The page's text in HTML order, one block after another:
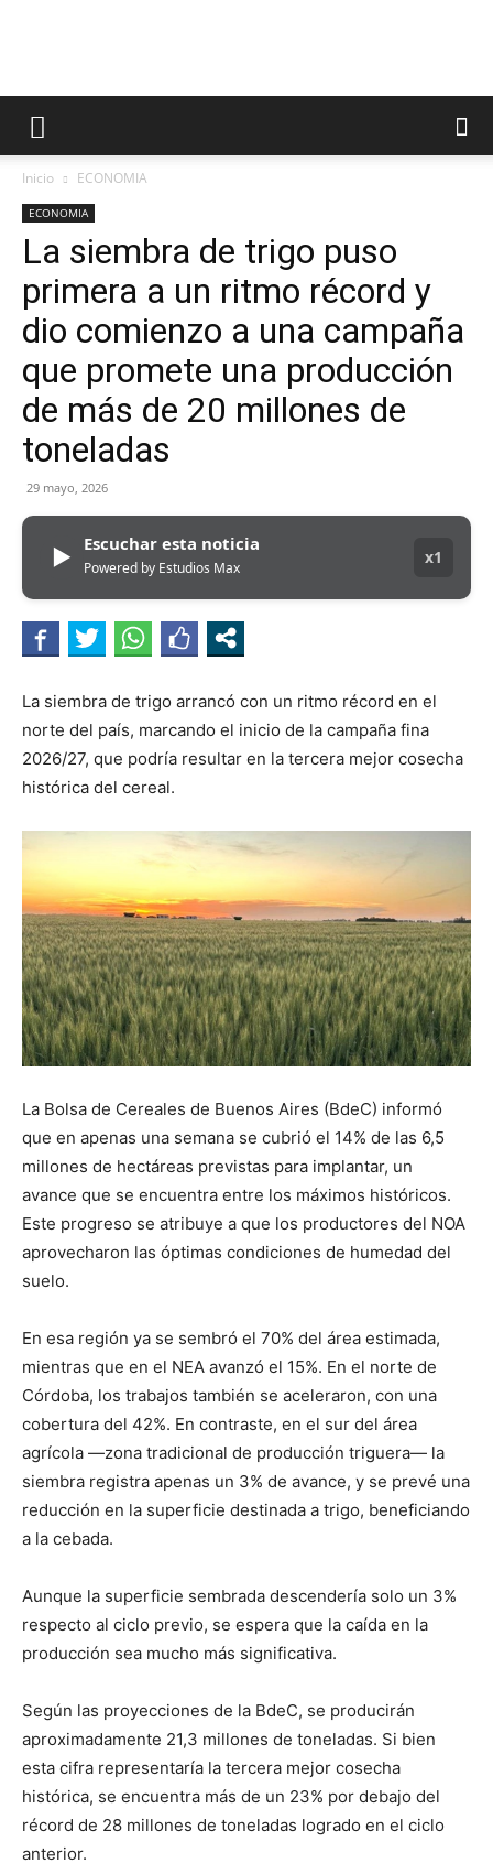
Inicio ECONOMIA
ECONOMIA
La siembra de trigo puso
primera a un ritmo récord y
dio comienzo a una campaña
que promete una producción
de más de 20 millones de
toneladas
29 mayo, 2026
▶ Escuchar esta noticia
Powered by Estudios Max
x1
La siembra de trigo arrancó con un ritmo récord en el
norte del país, marcando el inicio de la campaña fina
2026/27, que podría resultar en la tercera mejor cosecha
histórica del cereal.
La Bolsa de Cereales de Buenos Aires (BdeC) informó
que en apenas una semana se cubrió el 14% de las 6,5
millones de hectáreas previstas para implantar, un
avance que se encuentra entre los máximos históricos.
Este progreso se atribuye a que los productores del NOA
aprovecharon las óptimas condiciones de humedad del
suelo.
En esa región ya se sembró el 70% del área estimada,
mientras que en el NEA avanzó el 15%. En el norte de
Córdoba, los trabajos también se aceleraron, con una
cobertura del 42%. En contraste, en el sur del área
agrícola —zona tradicional de producción triguera— la
siembra registra apenas un 3% de avance, y se prevé una
reducción en la superficie destinada a trigo, beneficiando
a la cebada.
Aunque la superficie sembrada descendería solo un 3%
respecto al ciclo previo, se espera que la caída en la
producción sea mucho más significativa.
Según las proyecciones de la BdeC, se producirán
aproximadamente 21,3 millones de toneladas. Si bien
esta cifra representaría la tercera mejor cosecha
histórica, se encuentra más de un 23% por debajo del
récord de 28 millones de toneladas logrado en el ciclo
anterior.